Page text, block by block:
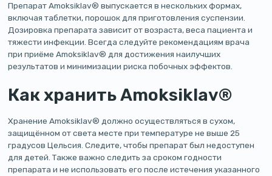
Препарат Amoksiklav® выпускается в нескольких формах,
включая таблетки, порошок для приготовления суспензии.
Дозировка препарата зависит от возраста, веса пациента и
тяжести инфекции. Всегда следуйте рекомендациям врача
при приёме Amoksiklav® для достижения наилучших
результатов и минимизации риска побочных эффектов.
Как хранить Amoksiklav®
Хранение Amoksiklav® должно осуществляться в сухом,
защищённом от света месте при температуре не выше 25
градусов Цельсия. Следите, чтобы препарат был недоступен
для детей. Также важно следить за сроком годности
препарата и не использовать его после истечения указанного